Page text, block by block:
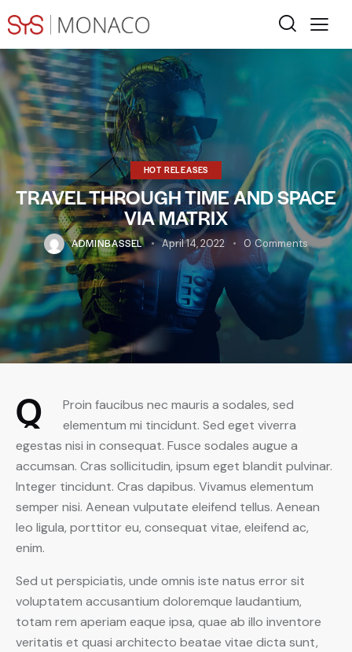
HOT RELEASES
TRAVEL THROUGH TIME AND SPACE
VIA MATRIX
ADMINBASSEL April 14, 2022 0 Comments
Q
Proin faucibus nec mauris a sodales, sed
elementum mi tincidunt. Sed eget viverra
egestas nisi in consequat. Fusce sodales augue a
accumsan. Cras sollicitudin, ipsum eget blandit pulvinar.
Integer tincidunt. Cras dapibus. Vivamus elementum
semper nisi. Aenean vulputate eleifend tellus. Aenean
leo ligula, porttitor eu, consequat vitae, eleifend ac,
enim.
Sed ut perspiciatis, unde omnis iste natus error sit
voluptatem accusantium doloremque laudantium,
totam rem aperiam eaque ipsa, quae ab illo inventore
veritatis et quasi architecto beatae vitae dicta sunt,